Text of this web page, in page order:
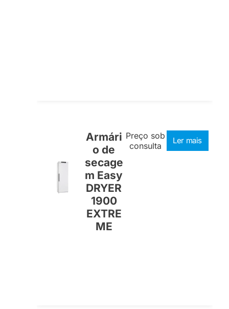
Armári
o de
secage
m Easy
DRYER
1900
EXTRE
ME
Preço sob
consulta
Ler mais